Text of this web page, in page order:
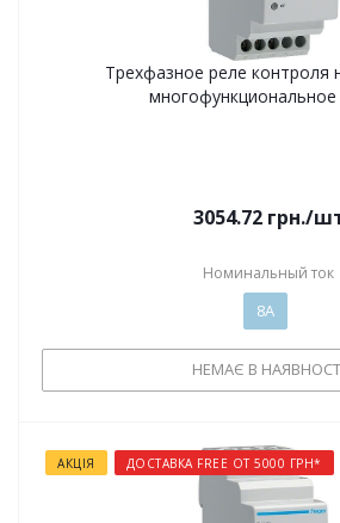
Трехфазное реле контроля
многофункциональное
3054.72грн./
Номинальный ток
8А
НЕМАЄ В
АКЦІЯ ДОСТАВКА FREE ОТ 5000 ГРН*